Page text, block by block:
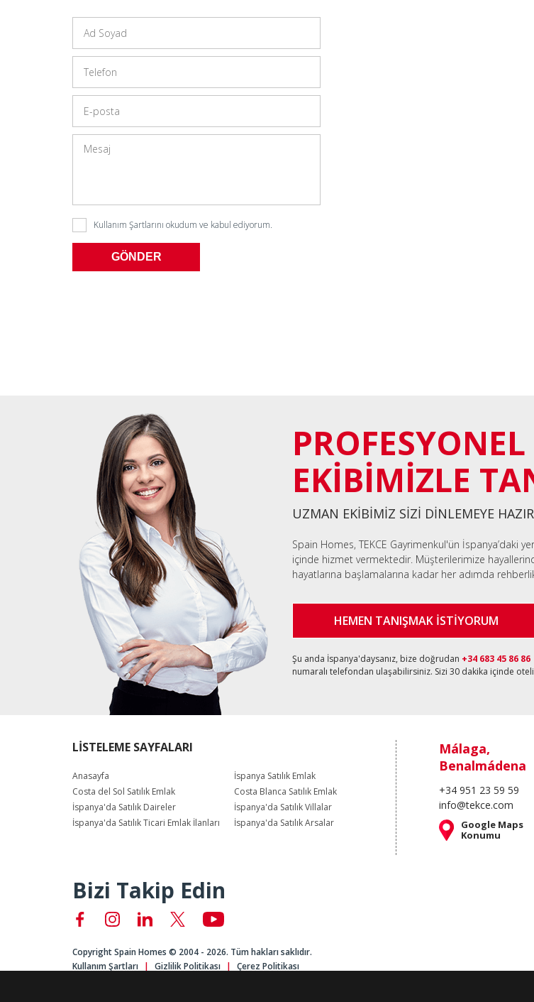
Kullanım Şartlarını okudum ve kabul ediyorum.
GÖNDER
PROFESYONEL
EKİBİMİZLE
UZMAN EKİBİMİZ SİZİ DİNLEMEYE HAZIR
Spain Homes, TEKCE Gayrimenkul'ün İspanya’daki
içinde hizmet vermektedir. Müşterilerimize
hayatlarına başlamalarına kadar her adımda
HEMEN TANIŞMAK İSTİYORUM
Şu anda İspanya'daysanız, bize doğrudan +34 683 45 86 86
numaralı telefondan ulaşabilirsiniz. Sizi 30 dakika içinde
LİSTELEME SAYFALARI
Anasayfa
İspanya Satılık Emlak
Costa del Sol Satılık Emlak
Costa Blanca Satılık Emlak
İspanya'da Satılık Daireler
İspanya'da Satılık Villalar
İspanya'da Satılık Ticari Emlak İlanları
İspanya'da Satılık Arsalar
Málaga,
Benalmádena
+34 951 23 59 59
info@tekce.com
Google Maps
Konumu
Bizi Takip Edin
Copyright Spain Homes © 2004 - 2026. Tüm hakları saklıdır.
Kullanım Şartları
Gizlilik Politikası Çerez Politikası